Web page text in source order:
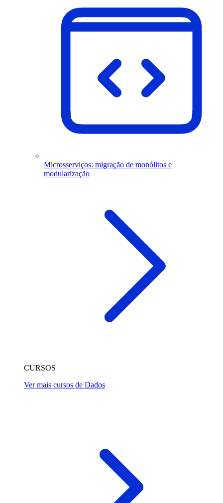
Microsserviços: migração de monólitos e
modularização
CURSOS
Ver mais cursos de Dados